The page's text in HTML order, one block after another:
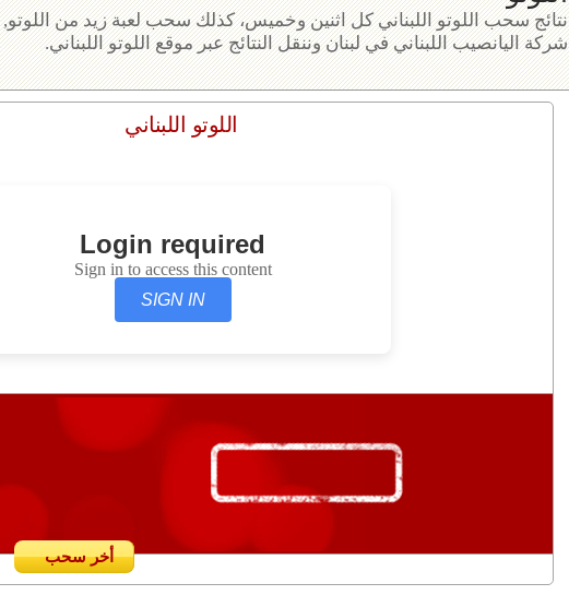
نتائج سحب اللوتو اللبناني كل اثنين وخميس، كذلك سحب لعبة زيد من اللوتو,
شركة اليانصيب اللبناني في لبنان وننقل النتائج عبر موقع اللوتو اللبناني.
اللوتو اللبناني
Login required
Sign in to access this content
SIGN IN
أخر سحب